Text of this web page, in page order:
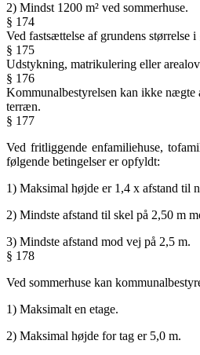
2) Mindst 1200 m² ved sommerhuse.
§ 174
Ved fastsættelse af grundens størrelse
§ 175
Udstykning, matrikulering eller
§ 176
Kommunalbestyrelsen kan ikke nægte
terræn.
§ 177
Ved fritliggende enfamiliehuse,
følgende betingelser er opfyldt:
1) Maksimal højde er 1,4 x afstand til
2) Mindste afstand til skel på 2,50 m
3) Mindste afstand mod vej på 2,5 m.
§ 178
Ved sommerhuse kan
1) Maksimalt en etage.
2) Maksimal højde for tag er 5,0 m.